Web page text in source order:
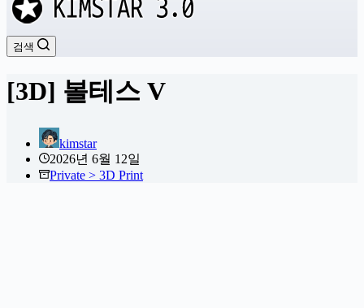
검색
[3D] 볼테스 V
kimstar
2026년 6월 12일
Private > 3D Print